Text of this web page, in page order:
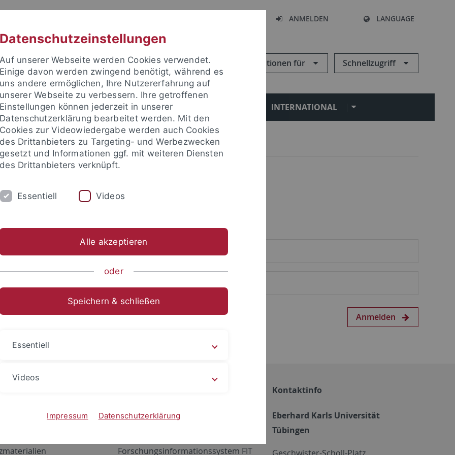
ANMELDEN LANGUAGE
Informationen für Schnellzugriff
FORSCHUNG EINRICHTUNGEN INTERNATIONAL
um sich anzumelden:
Anmelden
Netzwerk
ALMA
Forschungsinformationssystem FIT
Kontaktinfo
Eberhard Karls Universität
Tübingen
Datenschutzeinstellungen
Auf unserer Webseite werden Cookies verwendet.
Einige davon werden zwingend benötigt, während es
uns andere ermöglichen, Ihre Nutzererfahrung auf
unserer Webseite zu verbessern. Ihre getroffenen
Einstellungen können jederzeit in unserer
Datenschutzerklärung bearbeitet werden. Mit den
Cookies zur Videowiedergabe werden auch Cookies
des Drittanbieters zu Targeting- und Werbezwecken
gesetzt und Informationen ggf. mit weiteren Diensten
des Drittanbieters verknüpft.
Essentiell Videos
Alle akzeptieren
oder
Speichern & schließen
Essentiell
Videos
Impressum Datenschutzerklärung